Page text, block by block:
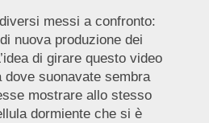
messi a confronto:
nuova produzione dei
di girare questo video
suonavate sembra
mostrare allo stesso
dormiente che si è